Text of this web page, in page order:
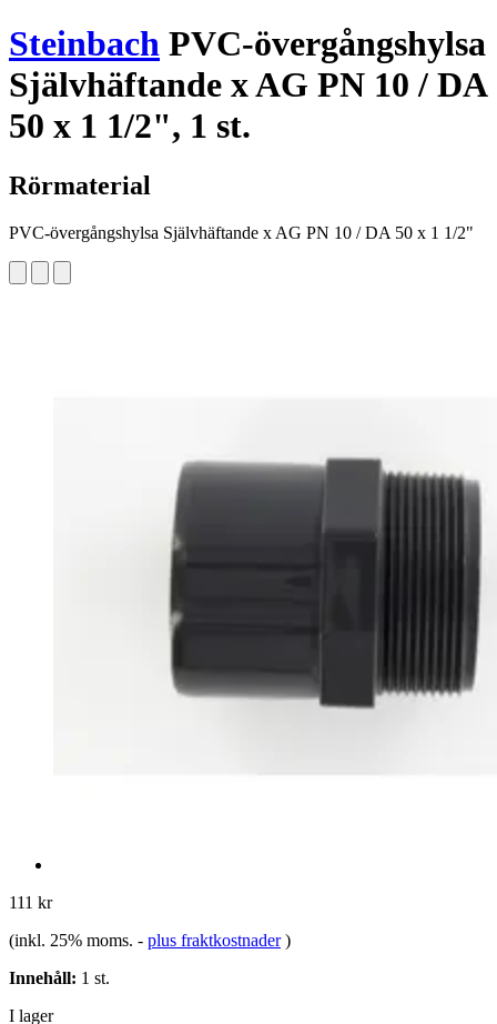
Steinbach PVC-övergångshylsa
Självhäftande x AG PN 10 / DA
50 x 1 1/2", 1 st.
Rörmaterial
PVC-övergångshylsa Självhäftande x AG PN 10 / DA 50 x 1 1/2"
111 kr
(inkl. 25% moms. - plus fraktkostnader )
Innehåll: 1 st.
I lager